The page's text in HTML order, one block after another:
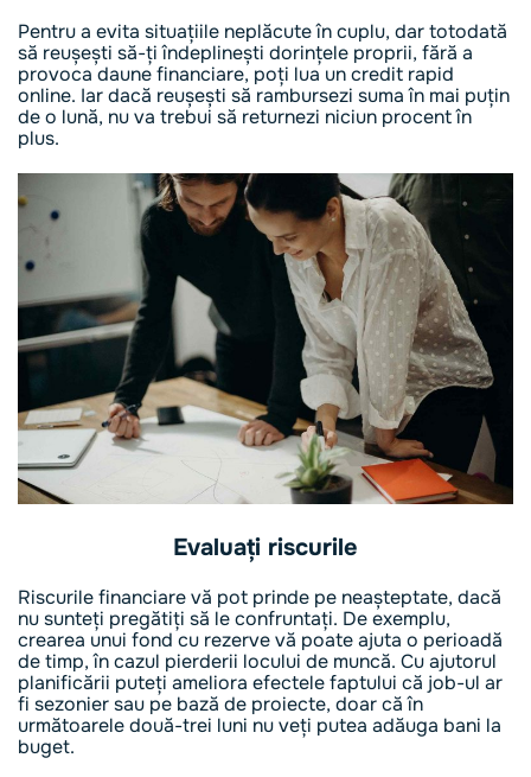
Pentru a evita situațiile neplăcute în cuplu, dar totodată
să reușești să-ți îndeplinești dorințele proprii, fără a
provoca daune financiare, poți lua un credit rapid
online. Iar dacă reușești să rambursezi suma în mai puțin
de o lună, nu va trebui să returnezi niciun procent în
plus.
Evaluați riscurile
Riscurile financiare vă pot prinde pe neașteptate, dacă
nu sunteți pregătiți să le confruntați. De exemplu,
crearea unui fond cu rezerve vă poate ajuta o perioadă
de timp, în cazul pierderii locului de muncă. Cu ajutorul
planificării puteți ameliora efectele faptului că job-ul ar
fi sezonier sau pe bază de proiecte, doar că în
următoarele două-trei luni nu veți putea adăuga bani la
buget.